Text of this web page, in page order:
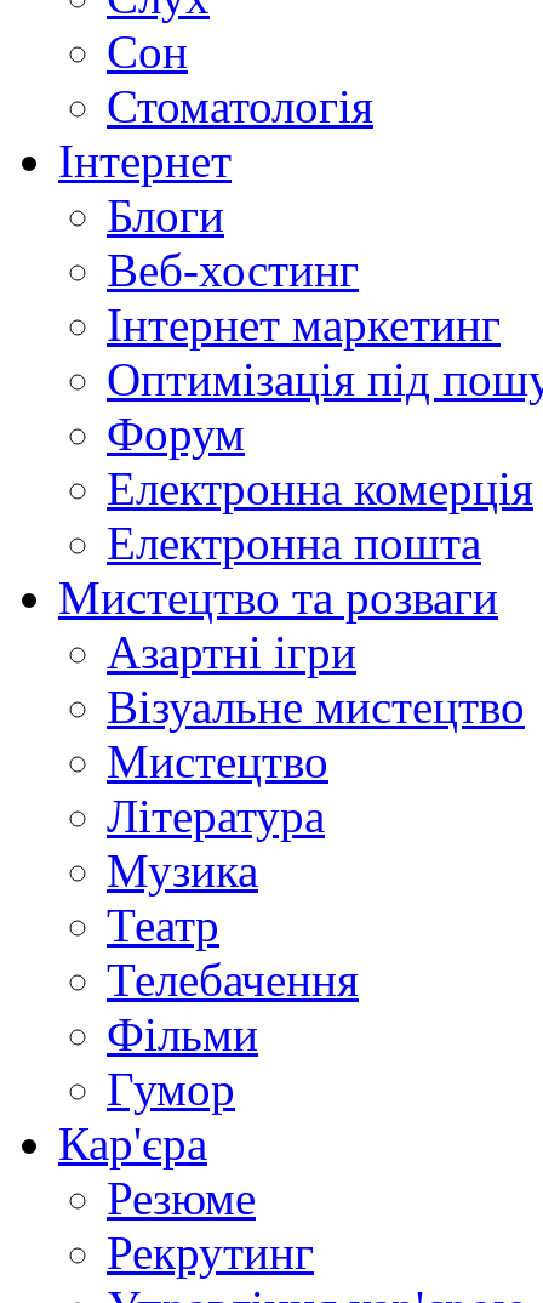
Сон
Стоматологія
Інтернет
Блоги
Веб-хостинг
Інтернет маркетинг
Оптимізація під
Форум
Електронна комерція
Електронна пошта
Мистецтво та розваги
Азартні ігри
Візуальне мистецтво
Мистецтво
Література
Музика
Театр
Телебачення
Фільми
Гумор
Кар'єра
Резюме
Рекрутинг